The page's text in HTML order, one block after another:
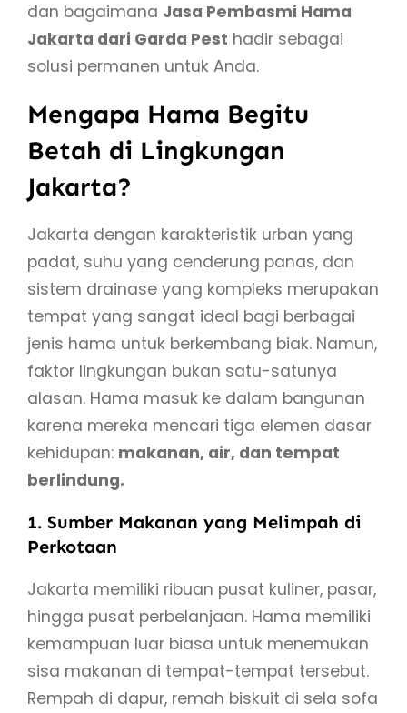
dan bagaimana Jasa Pembasmi Hama
Jakarta dari Garda Pest hadir sebagai
solusi permanen untuk Anda.
Mengapa Hama Begitu
Betah di Lingkungan
Jakarta?
Jakarta dengan karakteristik urban yang
padat, suhu yang cenderung panas, dan
sistem drainase yang kompleks merupakan
tempat yang sangat ideal bagi berbagai
jenis hama untuk berkembang biak. Namun,
faktor lingkungan bukan satu-satunya
alasan. Hama masuk ke dalam bangunan
karena mereka mencari tiga elemen dasar
kehidupan: makanan, air, dan tempat
berlindung.
1. Sumber Makanan yang Melimpah di
Perkotaan
Jakarta memiliki ribuan pusat kuliner, pasar,
hingga pusat perbelanjaan. Hama memiliki
kemampuan luar biasa untuk menemukan
sisa makanan di tempat-tempat tersebut.
Rempah di dapur, remah biskuit di sela sofa